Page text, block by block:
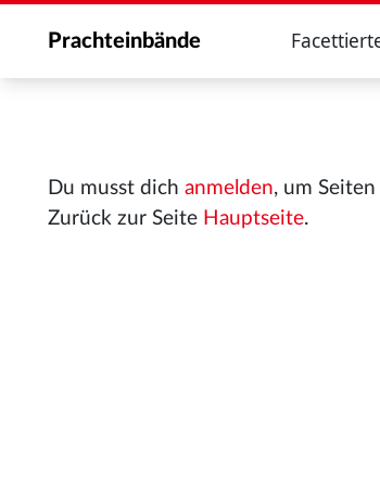
Prachteinbände
Du musst dich anmelden, um
Zurück zur Seite Hauptseite.